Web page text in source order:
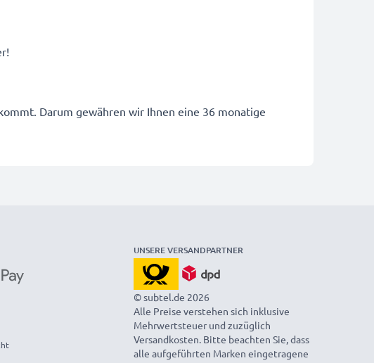
Darum gewähren wir Ihnen eine 36 monatige
UNSERE VERSANDPARTNER
© subtel.de 2026
Alle Preise verstehen sich inklusive
Mehrwertsteuer und zuzüglich
Versandkosten. Bitte beachten Sie, dass
alle aufgeführten Marken eingetragene